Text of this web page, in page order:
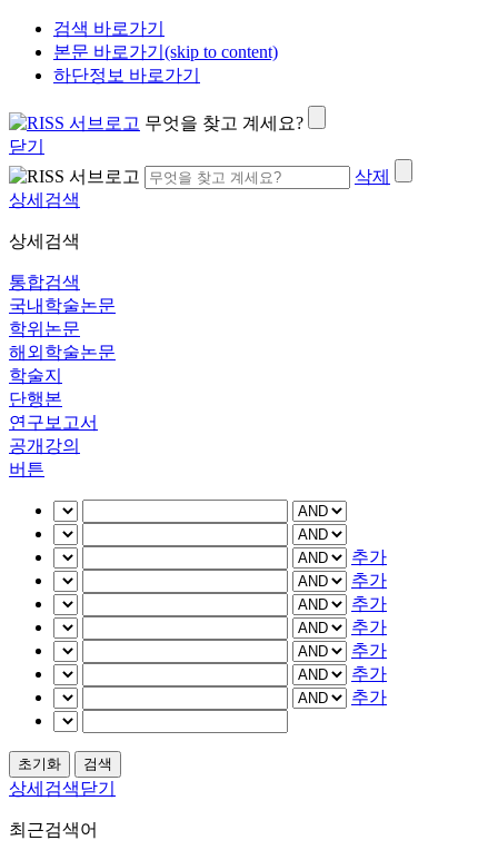
검색 바로가기
본문 바로가기(skip to content)
하단정보 바로가기
무엇을 찾고 계세요?
닫기
삭제
상세검색
상세검색
통합검색
국내학술논문
학위논문
해외학술논문
학술지
단행본
연구보고서
공개강의
버튼
추가
추가
추가
추가
추가
추가
추가
상세검색닫기
최근검색어